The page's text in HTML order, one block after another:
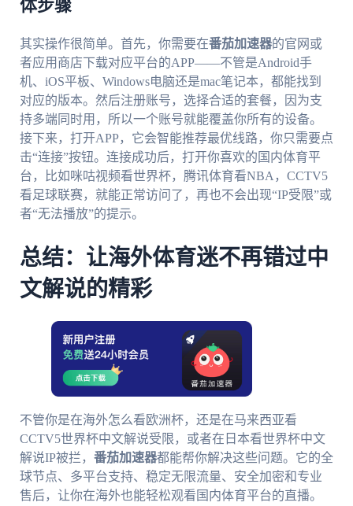
体步骤
其实操作很简单。首先，你需要在番茄加速器的官网或
者应用商店下载对应平台的APP——不管是Android手
机、iOS平板、Windows电脑还是mac笔记本，都能找到
对应的版本。然后注册账号，选择合适的套餐，因为支
持多端同时用，所以一个账号就能覆盖你所有的设备。
接下来，打开APP，它会智能推荐最优线路，你只需要点
击“连接”按钮。连接成功后，打开你喜欢的国内体育平
台，比如咪咕视频看世界杯，腾讯体育看NBA，CCTV5
看足球联赛，就能正常访问了，再也不会出现“IP受限”或
者“无法播放”的提示。
总结：让海外体育迷不再错过中
文解说的精彩
不管你是在海外怎么看欧洲杯，还是在马来西亚看
CCTV5世界杯中文解说受限，或者在日本看世界杯中文
解说IP被拦， 番茄加速器都能帮你解决这些问题。它的全
球节点、多平台支持、稳定无限流量、安全加密和专业
售后，让你在海外也能轻松观看国内体育平台的直播。